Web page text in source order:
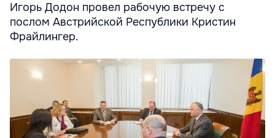
Игорь Додон провел рабочую встречу с
послом Австрийской Республики Кристин
Фрайлингер.